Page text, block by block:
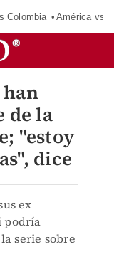
Colombia América vs
de la
"estoy
dice
ex
podría
serie sobre